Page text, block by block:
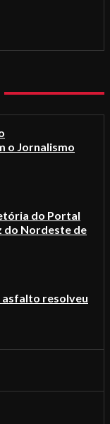
o Jornalismo
do Portal
do Nordeste de
asfalto resolveu